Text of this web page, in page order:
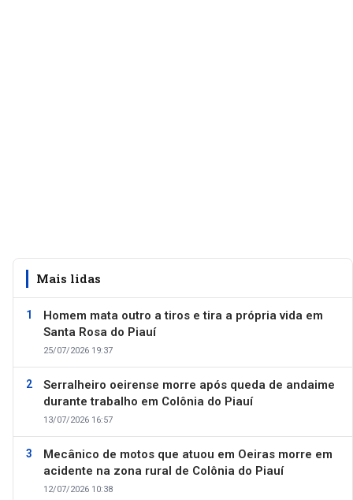
Mais lidas
Homem mata outro a tiros e tira a própria vida em
Santa Rosa do Piauí
25/07/2026 19:37
Serralheiro oeirense morre após queda de andaime
durante trabalho em Colônia do Piauí
13/07/2026 16:57
Mecânico de motos que atuou em Oeiras morre em
acidente na zona rural de Colônia do Piauí
12/07/2026 10:38